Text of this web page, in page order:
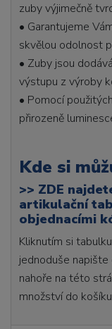
zuby výjimečně
• Garantujeme
skvělou odolnost
• Zuby jsou
výstupu z výroby
• Pomocí
přirozeně
Kde si
>> ZDE
artikulační
objednacími
Kliknutím si
jednoduše
nahoře na této
množství do košíku